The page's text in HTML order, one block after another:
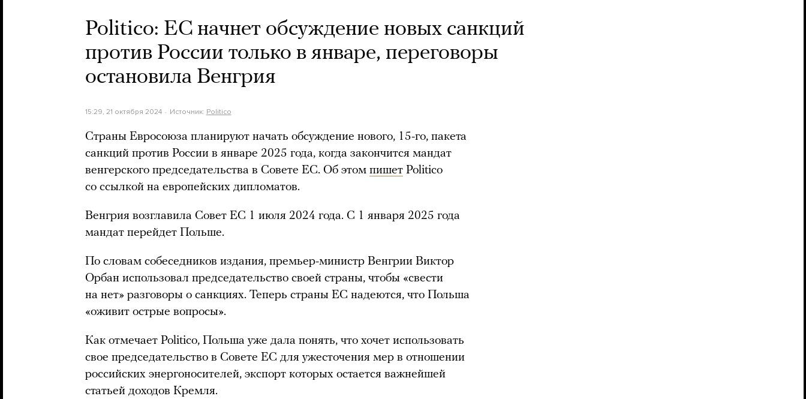
Politico: ЕС начнет обсуждение новых санкций
против России только в январе, переговоры
остановила Венгрия
15:29, 21 октября 2024 Источник: Politico
Страны Евросоюза планируют начать обсуждение нового, 15-го, пакета
санкций против России в январе 2025 года, когда закончится мандат
венгерского председательства в Совете ЕС. Об этом пишет Politico
со ссылкой на европейских дипломатов.
Венгрия возглавила Совет ЕС 1 июля 2024 года. С 1 января 2025 года
мандат перейдет Польше.
По словам собеседников издания, премьер-министр Венгрии Виктор
Орбан использовал председательство своей страны, чтобы «свести
на нет» разговоры о санкциях. Теперь страны ЕС надеются, что Польша
«оживит острые вопросы».
Как отмечает Politico, Польша уже дала понять, что хочет использовать
свое председательство в Совете ЕС для ужесточения мер в отношении
российских энергоносителей, экспорт которых остается важнейшей
статьей доходов Кремля.